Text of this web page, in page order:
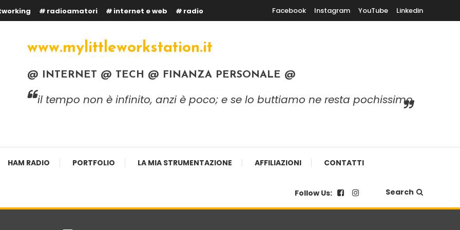
radioamatori internet e web radio Facebook Instagram YouTube Linkedin
www.mylittleworkstation.it
@ INTERNET @ TECH @ FINANZA PERSONALE @
il tempo non è infinito, anzi è poco; e se lo buttiamo ne resta pochissimo
HAM RADIO PORTFOLIO LA MIA STRUMENTAZIONE AFFILIAZIONI CONTATTI
Follow Us: Search